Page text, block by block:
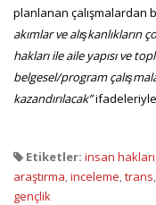
planlanan çalışmalardan
akımlar ve alışkanlıkların
hakları ile aile yapısı ve
belgesel/program
kazandırılacak”ifadeleriyle
Etiketler: insan hakları
araştırma,inceleme,trans,
gençlik